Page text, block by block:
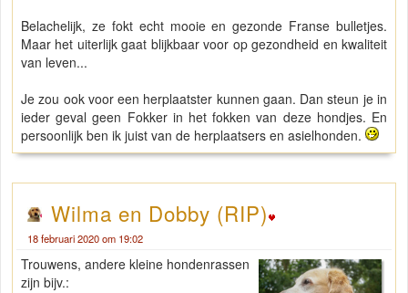
Belachelijk, ze fokt echt mooie en gezonde Franse bulletjes.
Maar het uiterlijk gaat blijkbaar voor op gezondheid en kwaliteit
van leven...
Je zou ook voor een herplaatster kunnen gaan. Dan steun je in
ieder geval geen Fokker in het fokken van deze hondjes. En
persoonlijk ben ik juist van de herplaatsers en asielhonden.
Wilma en Dobby (RIP)
18 februari 2020 om 19:02
Trouwens, andere kleine hondenrassen
zijn bijv.: